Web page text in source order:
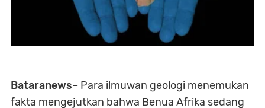
Bataranews– Para ilmuwan geologi menemukan
fakta mengejutkan bahwa Benua Afrika sedang